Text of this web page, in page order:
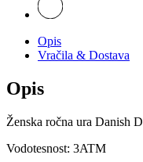
Opis
Vračila & Dostava
Opis
Ženska ročna ura Danish
Vodotesnost: 3ATM